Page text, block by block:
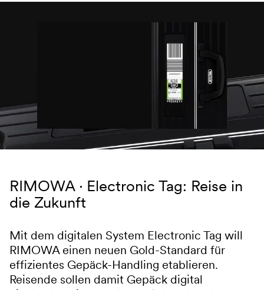
RIMOWA
Electronic Tag: Reise in
die Zukunft
Mit dem digitalen System Electronic Tag will
RIMOWA einen neuen Gold-Standard für
effizientes Gepäck-Handling etablieren.
Reisende sollen damit Gepäck digital